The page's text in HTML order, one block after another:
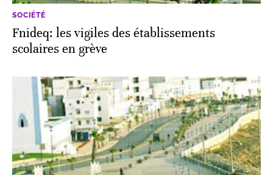
SOCIÉTÉ
Fnideq: les vigiles des établissements
scolaires en grève